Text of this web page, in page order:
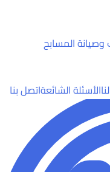
المسابح
الأسئلة الشائعةاتصل بنا